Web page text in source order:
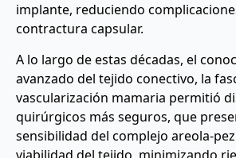
implante, reduciendo
contractura capsular.
A lo largo de estas décadas, el
avanzado del tejido conectivo, la
vascularización mamaria permitió
quirúrgicos más seguros, que
sensibilidad del complejo areola-